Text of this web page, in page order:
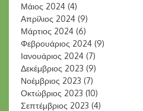
Μάιος 2024 (4)
Απρίλιος 2024 (9)
Μάρτιος 2024 (6)
Φεβρουάριος 2024 (9)
Ιανουάριος 2024 (7)
Δεκέμβριος 2023 (9)
Νοέμβριος 2023 (7)
Οκτώβριος 2023 (10)
Σεπτέμβριος 2023 (4)